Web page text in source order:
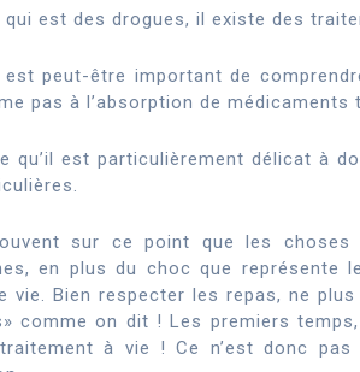
qui est des drogues, il existe des
est peut-être important de
pas à l’absorption de
qu’il est particulièrement délicat à
sur ce point que les
en plus du choc que représente
vie. Bien respecter les repas, ne
comme on dit ! Les premiers
à vie ! Ce n’est donc